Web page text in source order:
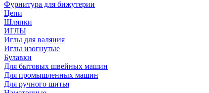
Фурнитура для бижутерии
Цепи
Шляпки
ИГЛЫ
Иглы для валяния
Иглы изогнутые
Булавки
Для бытовых швейных машин
Для промышленных машин
Для ручного шитья